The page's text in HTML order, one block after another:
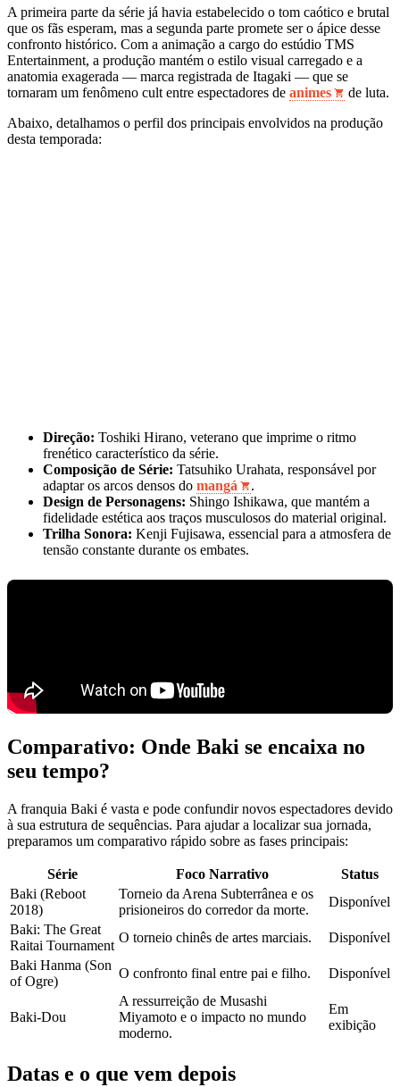
A primeira parte da série já havia estabelecido o tom caótico e brutal
que os fãs esperam, mas a segunda parte promete ser o ápice desse
confronto histórico. Com a animação a cargo do estúdio TMS
Entertainment, a produção mantém o estilo visual carregado e a
anatomia exagerada — marca registrada de Itagaki — que se
tornaram um fenômeno cult entre espectadores de animes
de luta.
Abaixo, detalhamos o perfil dos principais envolvidos na produção
desta temporada:
Direção: Toshiki Hirano, veterano que imprime o ritmo
frenético característico da série.
Composição de Série: Tatsuhiko Urahata, responsável por
adaptar os arcos densos do mangá
.
Design de Personagens: Shingo Ishikawa, que mantém a
fidelidade estética aos traços musculosos do material original.
Trilha Sonora: Kenji Fujisawa, essencial para a atmosfera de
tensão constante durante os embates.
Comparativo: Onde Baki se encaixa no
seu tempo?
A franquia Baki é vasta e pode confundir novos espectadores devido
à sua estrutura de sequências. Para ajudar a localizar sua jornada,
preparamos um comparativo rápido sobre as fases principais:
Série Foco Narrativo
Status
Baki (Reboot
2018)
Torneio da Arena Subterrânea e os
prisioneiros do corredor da morte.
Disponível
Baki: The Great
Raitai Tournament
O torneio chinês de artes marciais.
Disponível
Baki Hanma (Son
of Ogre)
O confronto final entre pai e filho. Disponível
Baki-Dou
A ressurreição de Musashi
Miyamoto e o impacto no mundo
moderno.
Em
exibição
Datas e o que vem depois